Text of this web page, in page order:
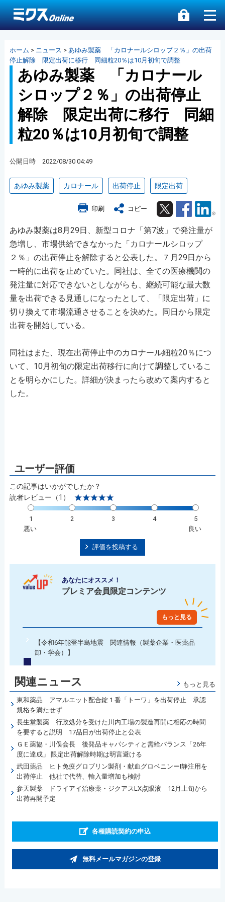
ホーム > ニュース > あゆみ製薬 「カロナールシロップ２％」の出荷
停止解除 限定出荷に移行 同細粒20％は10月初旬で調整
あゆみ製薬 「カロナール
シロップ２％」の出荷停止
解除 限定出荷に移行 同細
粒20％は10月初旬で調整
公開日時 2022/08/30 04:49
あゆみ製薬 カロナール 出荷停止 限定出荷
印刷 コピー Twitter Facebook
あゆみ製薬は8月29日、新型コロナ「第7波」で発注量が
急増し、市場供給できなかった「カロナールシロップ
２％」の出荷停止を解除すると公表した。７月29日から
一時的に出荷を止めていた。同社は、全ての医療機関の
発注量に対応できないとしながらも、継続可能な最大数
量を出荷できる見通しになったとして、「限定出荷」に
切り換えて市場流通させることを決めた。同日から限定
出荷を開始している。
同社はまた、現在出荷停止中のカロナール細粒20％につ
いて、10月初旬の限定出荷移行に向けて調整しているこ
とを明らかにした。詳細が決まったら改めて案内すると
した。
この記事はいかがでしたか？
読者レビュー（1）
1 2 3 4
5
悪い
良い
評価を投稿する
あなたにオススメ！
プレミア会員限定コンテンツ
もっと見る
【令和6年能登半島地震 関連情報（製薬企業・医薬品
卸・学会）】
関連ニュース もっと見る
東和薬品 アマルエット配合錠 1 番「トーワ」を出荷停止 承認
規格を満たせず
長生堂製薬 行政処分を受けた川内工場の製造再開に相応の時間
を要すると説明 17品目が出荷停止と公表
ＧＥ薬協・川俣会長 後発品キャパシティと需給バランス「26年
度に達成」 限定出荷解除時期は明言避ける
武田薬品 ヒト免疫グロブリン製剤・献血グロベニンーI静注用を
出荷停止 他社で代替、輸入量増加も検討
参天製薬 ドライアイ治療薬・ジクアスLX点眼液 12月上旬から
出荷再開予定
各種購読契約の申込
無料メールマガジンの登録